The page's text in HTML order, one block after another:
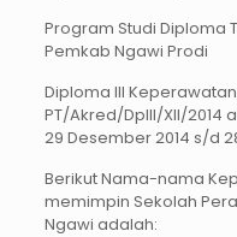
Program Studi Diploma
Pemkab Ngawi Prodi
Diploma III
PT/Akred/DplII/XII/2014
29 Desember 2014 s/d
Berikut Nama-nama
memimpin Sekolah
Ngawi adalah: